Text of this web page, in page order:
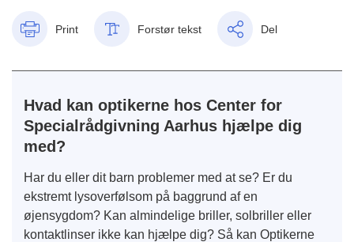
Print Forstør tekst Del
Hvad kan optikerne hos Center for
Specialrådgivning Aarhus hjælpe dig
med?
Har du eller dit barn problemer med at se? Er du
ekstremt lysoverfølsom på baggrund af en
øjensygdom? Kan almindelige briller, solbriller eller
kontaktlinser ikke kan hjælpe dig? Så kan Optikerne